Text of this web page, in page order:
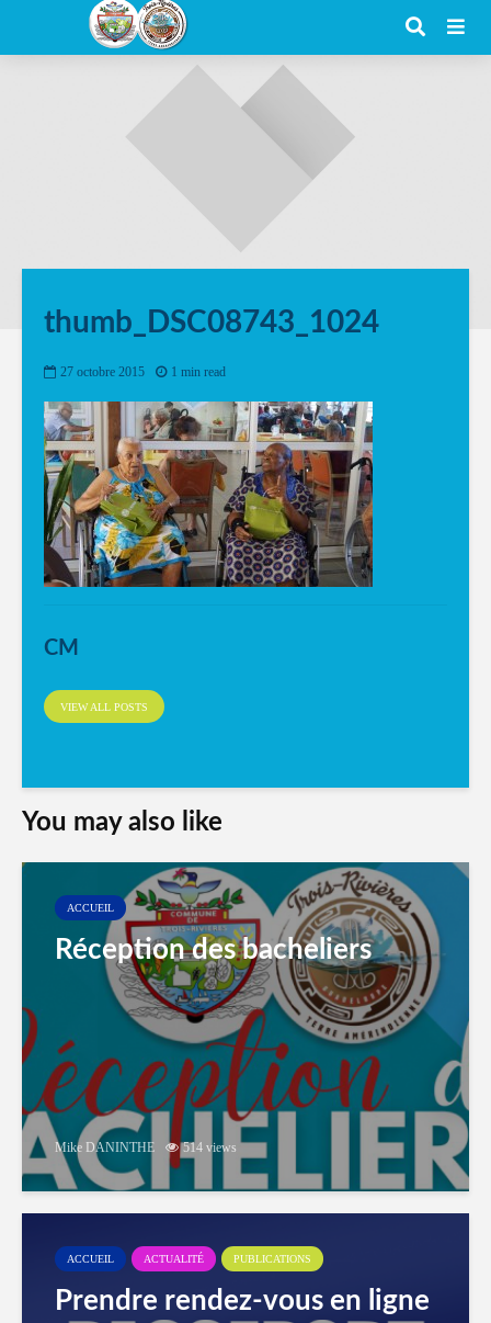
thumb_DSC08743_1024
27 octobre 2015 1 min read
CM
VIEW ALL POSTS
You may also like
ACCUEIL
Réception des bacheliers
Mike DANINTHE 514 views
ACCUEIL ACTUALITÉ PUBLICATIONS
Prendre rendez-vous en ligne